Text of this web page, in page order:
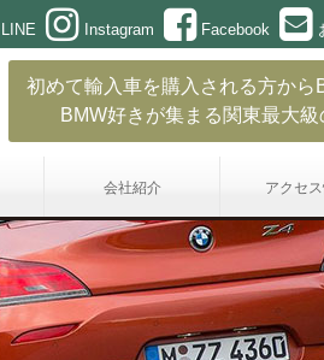
LINE Instagram Facebook
初めて輸入車を購入される方から
BMW好きが集まる関東最大
会社紹介 アクセ